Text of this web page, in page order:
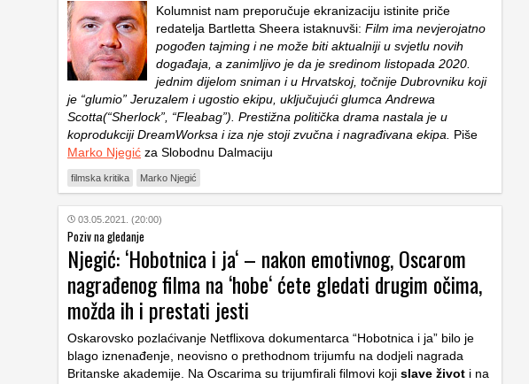
Kolumnist nam preporučuje ekranizaciju istinite priče
redatelja Bartletta Sheera istaknuvši: Film ima nevjerojatno
pogođen tajming i ne može biti aktualniji u svjetlu novih
događaja, a zanimljivo je da je sredinom listopada 2020.
jednim dijelom sniman i u Hrvatskoj, točnije Dubrovniku koji
je “glumio” Jeruzalem i ugostio ekipu, uključujući glumca Andrewa
Scotta(“Sherlock”, “Fleabag”). Prestižna politička drama nastala je u
koprodukciji DreamWorksa i iza nje stoji zvučna i nagrađivana ekipa. Piše
Marko Njegić za Slobodnu Dalmaciju
filmska kritika Marko Njegić
03.05.2021. (20:00)
Poziv na gledanje
Njegić: ‘Hobotnica i ja‘ – nakon emotivnog, Oscarom
nagrađenog filma na ‘hobe‘ ćete gledati drugim očima,
možda ih i prestati jesti
Oskarovsko pozlaćivanje Netflixova dokumentarca “Hobotnica i ja” bilo je
blago iznenađenje, neovisno o prethodnom trijumfu na dodjeli nagrada
Britanske akademije. Na Oscarima su trijumfirali filmovi koji slave život i na